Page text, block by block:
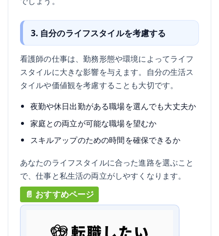
3. 自分のライフスタイルを考慮する
看護師の仕事は、勤務形態や環境によってライフ
スタイルに大きな影響を与えます。自分の生活ス
タイルや価値観を考慮することも大切です。
夜勤や休日出勤がある職場を選んでも大丈夫か
家庭との両立が可能な職場を望むか
スキルアップのための時間を確保できるか
あなたのライフスタイルに合った進路を選ぶこと
で、仕事と私生活の両立がしやすくなります。